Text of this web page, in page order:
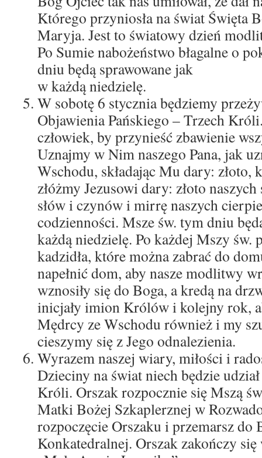
Którego przyniosła na świat Święta
Maryja. Jest to światowy dzień
Po Sumie nabożeństwo błagalne o
dniu będą sprawowane jak
w każdą niedzielę.
W sobotę 6 stycznia będziemy
Objawienia Pańskiego – Trzech
człowiek, by przynieść zbawienie
Uznajmy w Nim naszego Pana, jak
Wschodu, składając Mu dary: złoto,
złóżmy Jezusowi dary: złoto
słów i czynów i mirrę naszych
codzienności. Msze św. tym dniu
każdą niedzielę. Po każdej Mszy św.
kadzidła, które można zabrać do
napełnić dom, aby nasze modlitwy
wznosiły się do Boga, a kredą na
inicjały imion Królów i kolejny rok,
Mędrcy ze Wschodu również i my
cieszymy się z Jego odnalezienia.
Wyrazem naszej wiary, miłości i
Dzieciny na świat niech będzie
Króli. Orszak rozpocznie się Mszą
Matki Bożej Szkaplerznej w
rozpoczęcie Orszaku i przemarsz do
Konkatedralnej. Orszak zakończy